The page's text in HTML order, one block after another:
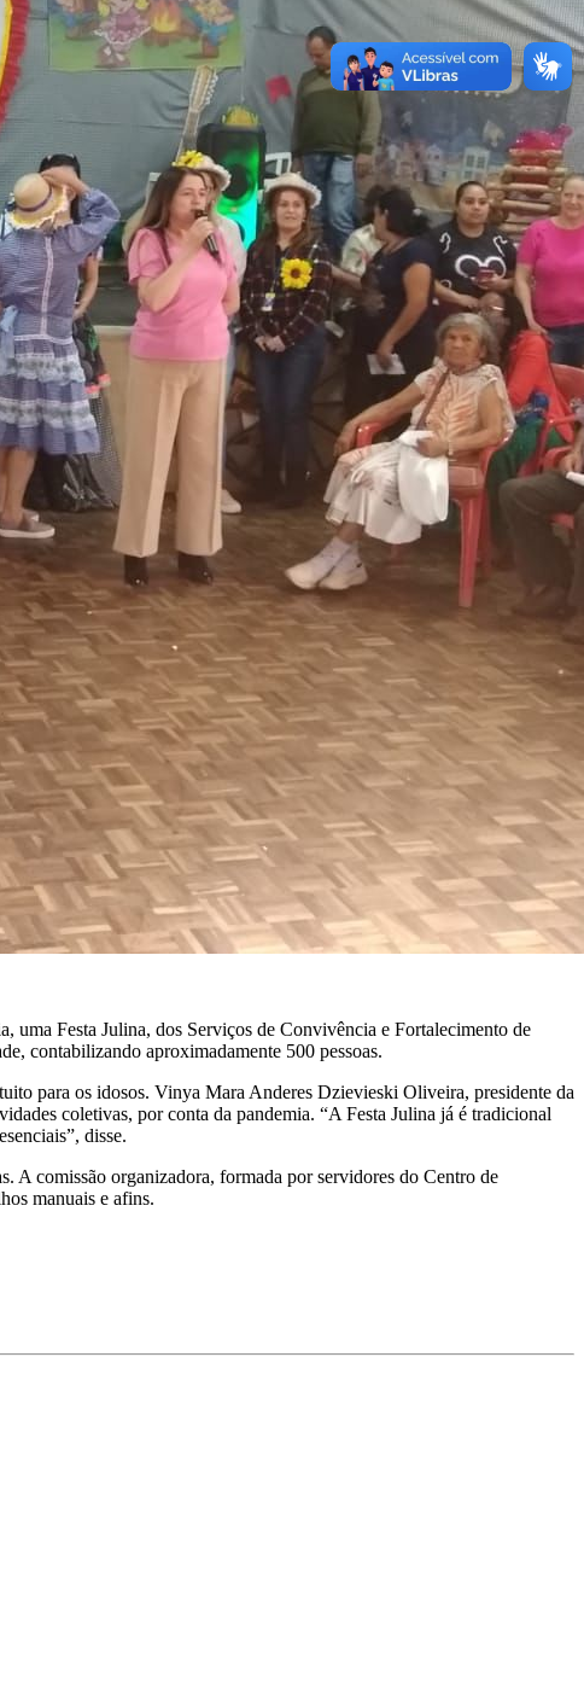
uma Festa Julina, dos Serviços de Convivência e Fortalecimento de
contabilizando aproximadamente 500 pessoas.
para os idosos. Vinya Mara Anderes Dzievieski Oliveira, presidente da
coletivas, por conta da pandemia. “A Festa Julina já é tradicional
disse.
A comissão organizadora, formada por servidores do Centro de
manuais e afins.